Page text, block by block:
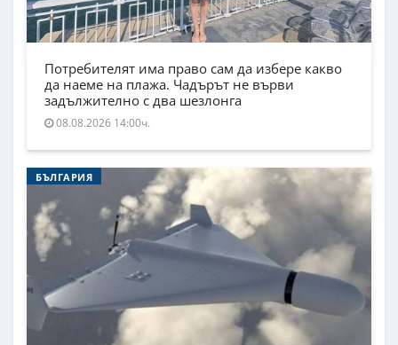
Потребителят има право сам да избере какво
да наеме на плажа. Чадърът не върви
задължително с два шезлонга
08.08.2026 14:00ч.
БЪЛГАРИЯ